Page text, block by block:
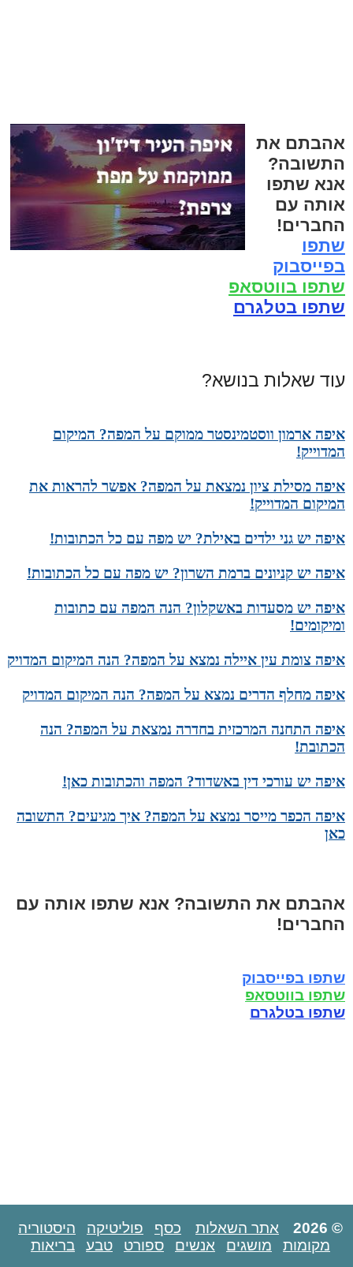
אהבתם את
התשובה?
אנא שתפו
אותה עם
החברים!
שתפו
בפייסבוק
שתפו בווטסאפ
שתפו בטלגרם
עוד שאלות בנושא?
איפה ארמון ווסטמינסטר ממוקם על המפה? המיקום
המדוייק!
איפה מסילת ציון נמצאת על המפה? אפשר להראות את
המיקום המדוייק!
איפה יש גני ילדים באילת? יש מפה עם כל הכתובות!
איפה יש קניונים ברמת השרון? יש מפה עם כל הכתובות!
איפה יש מסעדות באשקלון? הנה המפה עם כתובות
ומיקומים!
איפה צומת עין איילה נמצא על המפה? הנה המיקום המדויק
איפה מחלף הדרים נמצא על המפה? הנה המיקום המדויק
איפה התחנה המרכזית בחדרה נמצאת על המפה? הנה
הכתובת!
איפה יש עורכי דין באשדוד? המפה והכתובות כאן!
איפה הכפר מייסר נמצא על המפה? איך מגיעים? התשובה
כאן
אהבתם את התשובה? אנא שתפו אותה עם
החברים!
שתפו בפייסבוק
שתפו בווטסאפ
שתפו בטלגרם
© 2026 אתר השאלות כסף פוליטיקה
היסטוריה
מקומות
מושגים אנשים ספורט טבע בריאות